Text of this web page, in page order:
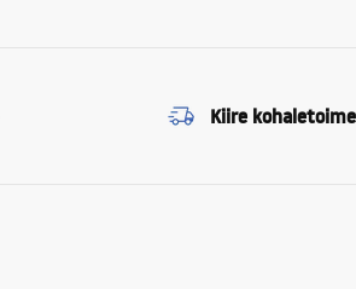
Kiire